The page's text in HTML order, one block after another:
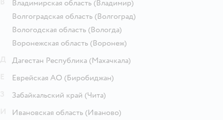
Владимирская область (Владимир)
Волгоградская область (Волгоград)
Вологодская область (Вологда)
Воронежская область (Воронеж)
Дагестан Республика (Махачкала)
Еврейская АО (Биробиджан)
Забайкальский край (Чита)
Ивановская область (Иваново)